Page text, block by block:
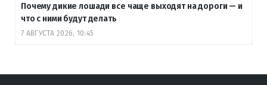
Почему дикие лошади все чаще выходят на дороги — и
что с ними будут делать
7 АВГУСТА 2026, 10:45